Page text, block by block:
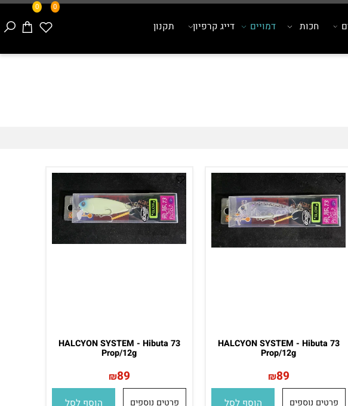
0 0
חכות דמויים דייג קרפיון תקנון
HALCYON SYSTEM - Hibuta 73
Prop/12g
₪89
HALCYON SYSTEM - Hibuta 73
Prop/12g
₪ 89